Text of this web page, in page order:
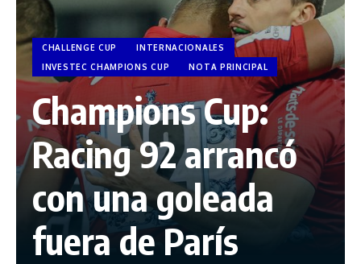
CHALLENGE CUP
INTERNACIONALES
INVESTEC CHAMPIONS CUP
NOTA PRINCIPAL
Champions Cup:
Racing 92 arrancó
con una goleada
fuera de París